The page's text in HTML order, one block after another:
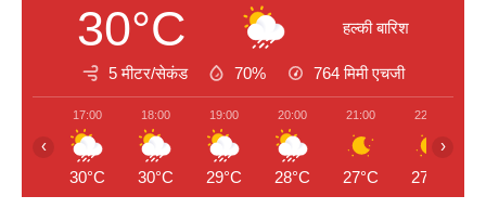
30°C हल्की बारिश
5 मीटर/सेकंड 70% 764मिमी एचजी
17:00
30°C
18:00
30°C
19:00
29°C
20:00
28°C
21:00
27°C
22:00
27°C
‹ ›